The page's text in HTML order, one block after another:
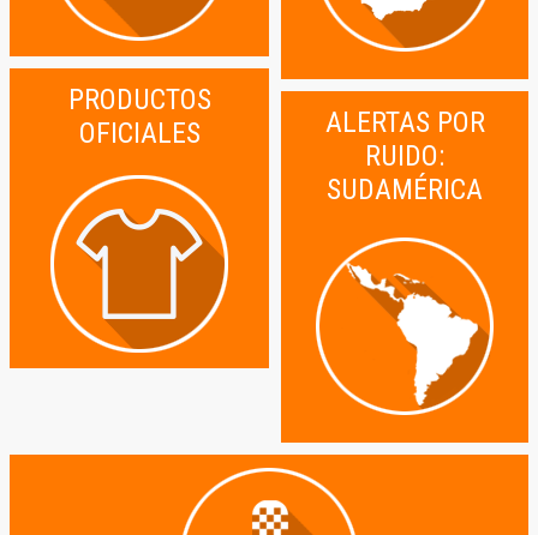
PRODUCTOS
OFICIALES
ALERTAS POR
RUIDO:
SUDAMÉRICA